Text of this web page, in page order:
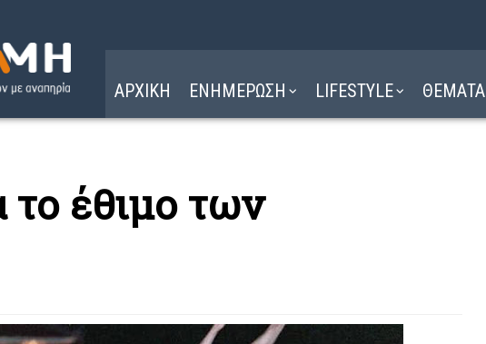
ΑΡΧΙΚΗ ΕΝΗΜΕΡΩΣΗ LIFESTYLE ΘΕΜΑΤΑ
το έθιμο των